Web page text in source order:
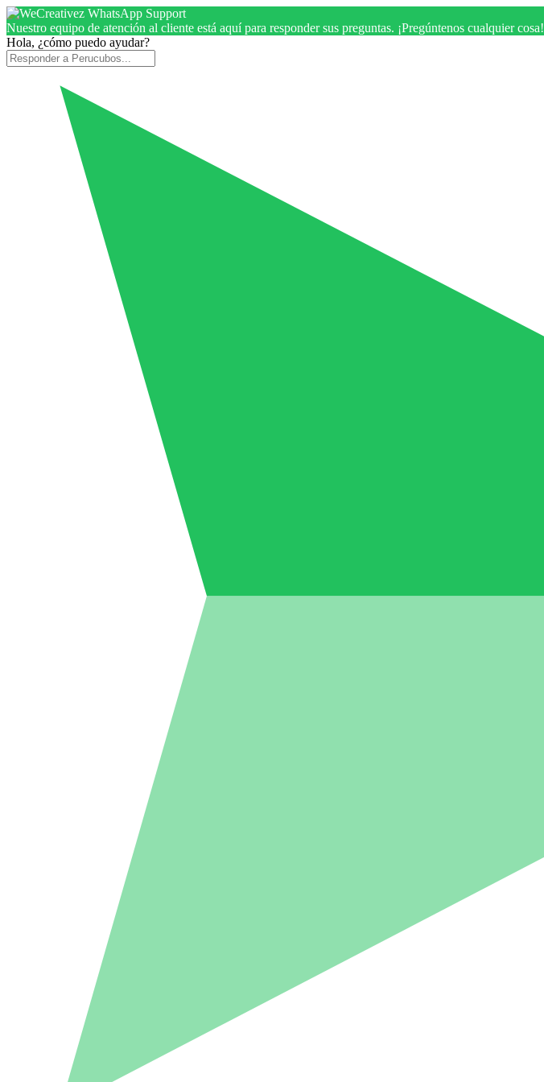
Nuestro equipo de atención al cliente está aquí para responder sus preguntas. ¡Pregúntenos cualquier cosa!
Hola, ¿cómo puedo ayudar?